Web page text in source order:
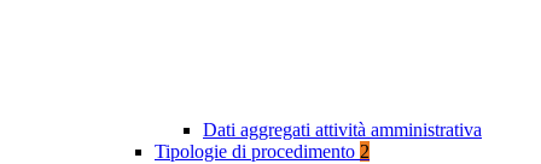
Dati aggregati attività amministrativa
Tipologie di procedimento 2